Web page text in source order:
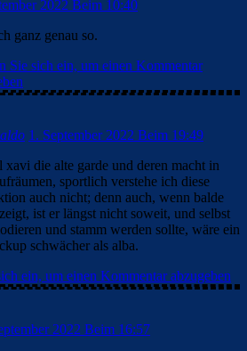
2022 Beim 10:40
ganz genau so.
Sie sich ein, um einen Kommentar
1. September 2022 Beim 19:49
die alte garde und deren macht in
sportlich verstehe ich diese
auch nicht; denn auch, wenn balde
ist er längst nicht soweit, und selbst
und stamm werden sollte, wäre ein
schwächer als alba.
ein, um einen Kommentar abzugeben
2022 Beim 16:57